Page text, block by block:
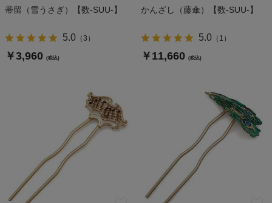
帯留（雪うさぎ）【数-SUU-】
5.0（3 ）
￥3,960 (税込)
かんざし（藤傘）【数-SUU-】
5.0（ 1 ）
￥11,660 (税込)